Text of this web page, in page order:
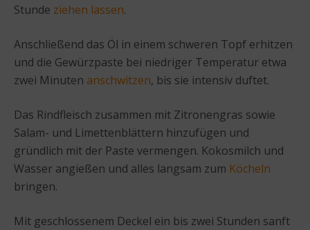
Stunde ziehen lassen.
Anschließend das Öl in einem schweren Topf erhitzen
und die Gewürzpaste bei niedriger Temperatur etwa
zwei Minuten anschwitzen, bis sie intensiv duftet.
Das Rindfleisch zusammen mit Zitronengras sowie
Salam- und Limettenblättern hinzufügen und
gründlich mit der Paste vermengen. Kokosmilch und
Wasser angießen und alles langsam zum Köcheln
bringen.
Mit geschlossenem Deckel ein bis zwei Stunden sanft